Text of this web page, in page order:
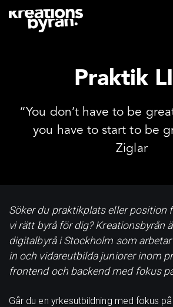
Praktik
“You don’t have to be
you have to start to be
Ziglar
Söker du praktikplats eller position
vi rätt byrå för dig? Kreationsbyrån
digitalbyrå i Stockholm som
in och vidareutbilda juniorer inom
frontend och backend med fokus
Går du en yrkesutbildning med fokus